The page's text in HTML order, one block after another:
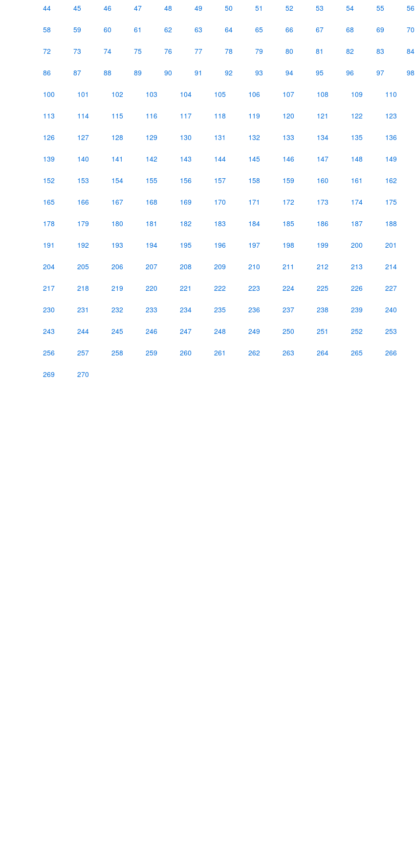
44 45 46 47 48 49 50 51 52 53 54 55 56
58 59 60 61 62 63 64 65 66 67 68 69 70
72 73 74 75 76 77 78 79 80 81 82 83 84
86 87 88 89 90 91 92 93 94 95 96 97 98
100 101 102 103 104 105 106 107 108 109 110
113 114 115 116 117 118 119 120 121 122 123
126 127 128 129 130 131 132 133 134 135 136
139 140 141 142 143 144 145 146 147 148 149
152 153 154 155 156 157 158 159 160 161 162
165 166 167 168 169 170 171 172 173 174 175
178 179 180 181 182 183 184 185 186 187 188
191 192 193 194 195 196 197 198 199 200 201
204 205 206 207 208 209 210 211 212 213 214
217 218 219 220 221 222 223 224 225 226 227
230 231 232 233 234 235 236 237 238 239 240
243 244 245 246 247 248 249 250 251 252 253
256 257 258 259 260 261 262 263 264 265 266
269 270